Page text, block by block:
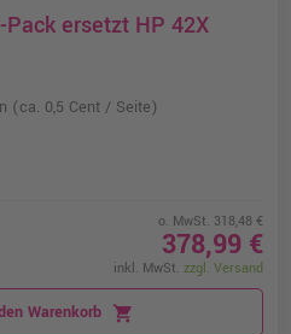
ersetzt HP 42X
(ca. 0,5 Cent / Seite)
o. MwSt. 318,48 €
378,99 €
inkl. MwSt. zzgl. Versand
Warenkorb shopping_cart